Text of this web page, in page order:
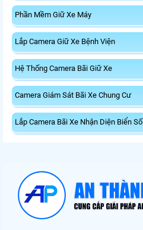
Phần Mềm Giữ Xe Máy
Lắp Camera Giữ Xe Bệnh Viện
Hệ Thống Camera Bãi Giữ Xe
Camera Giám Sát Bãi Xe Chung Cư
Lắp Camera Bãi Xe Nhận Diện Biển Số